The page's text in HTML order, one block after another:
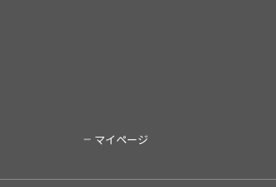
マイページ